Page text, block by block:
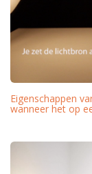
Eigenschappen
wanneer het op